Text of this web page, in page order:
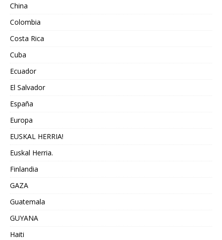
China
Colombia
Costa Rica
Cuba
Ecuador
El Salvador
España
Europa
EUSKAL HERRIA!
Euskal Herria.
Finlandia
GAZA
Guatemala
GUYANA
Haiti